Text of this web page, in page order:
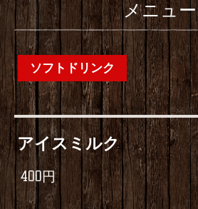
メニュー
ソフトドリンク
アイスミルク
400円